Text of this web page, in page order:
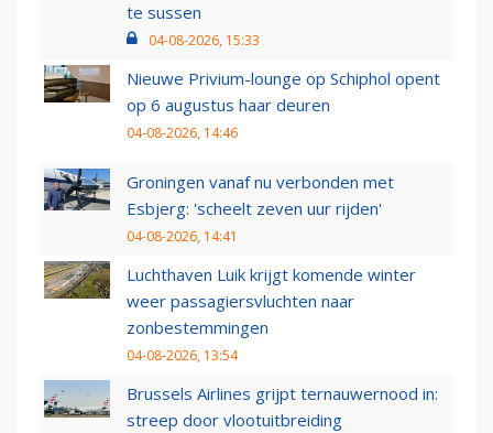
te sussen
04-08-2026, 15:33
Nieuwe Privium-lounge op Schiphol opent
op 6 augustus haar deuren
04-08-2026, 14:46
Groningen vanaf nu verbonden met
Esbjerg: 'scheelt zeven uur rijden'
04-08-2026, 14:41
Luchthaven Luik krijgt komende winter
weer passagiersvluchten naar
zonbestemmingen
04-08-2026, 13:54
Brussels Airlines grijpt ternauwernood in:
streep door vlootuitbreiding